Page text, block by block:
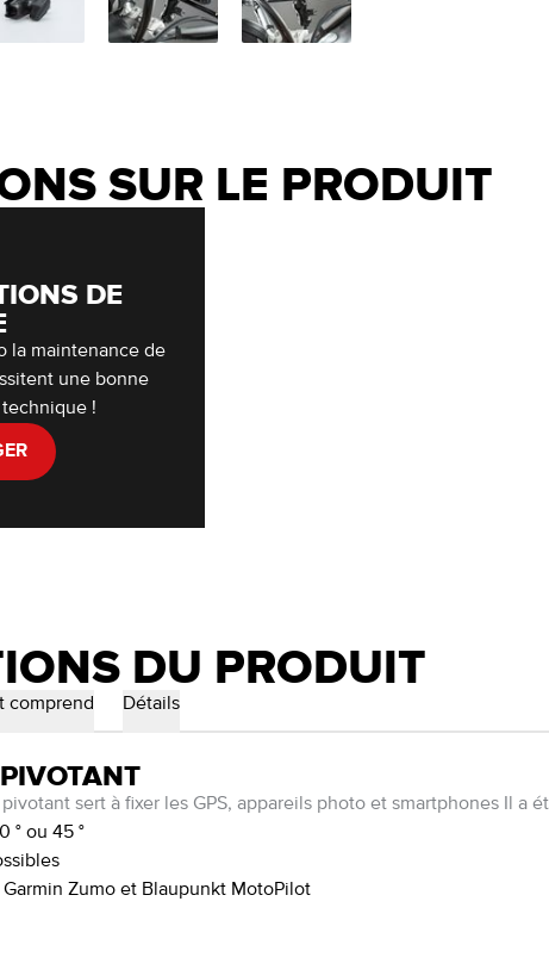
SUR LE PRODUIT
DE
la maintenance de
une bonne
!
DU PRODUIT
comprend Détails
sert à fixer les GPS, appareils photo et smartphones Il a
° ou 45 °
Zumo et Blaupunkt MotoPilot